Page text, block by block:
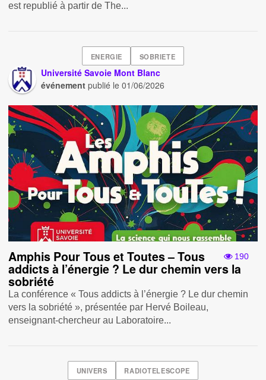
est republié à partir de The...
ENERGIE SOBRIETE
Université Savoie Mont Blanc
événement publié le01/06/2026
190
Amphis Pour Tous et Toutes – Tous
addicts à l’énergie ? Le dur chemin vers la
sobriété
La conférence « Tous addicts à l’énergie ? Le dur chemin
vers la sobriété », présentée par Hervé Boileau,
enseignant-chercheur au Laboratoire...
UNIVERS RADIOTELESCOPE